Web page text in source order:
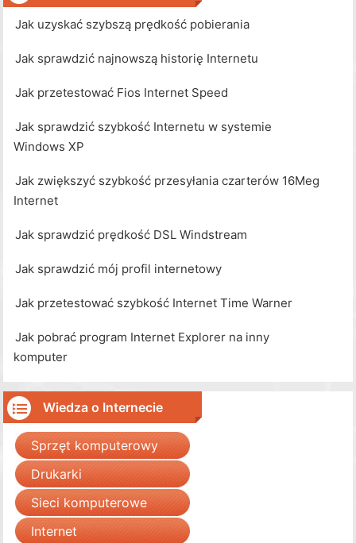
Jak uzyskać szybszą prędkość pobierania
Jak sprawdzić najnowszą historię Internetu
Jak przetestować Fios Internet Speed
Jak sprawdzić szybkość Internetu w systemie
Windows XP
Jak zwiększyć szybkość przesyłania czarterów 16Meg
Internet
Jak sprawdzić prędkość DSL Windstream
Jak sprawdzić mój profil internetowy
Jak przetestować szybkość Internet Time Warner
Jak pobrać program Internet Explorer na inny
komputer
Wiedza o Internecie
Sprzęt komputerowy
Drukarki
Sieci komputerowe
Internet